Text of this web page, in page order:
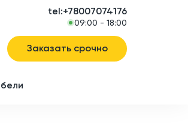
tel:+78007074176
09:00 - 18:00
Заказать срочно